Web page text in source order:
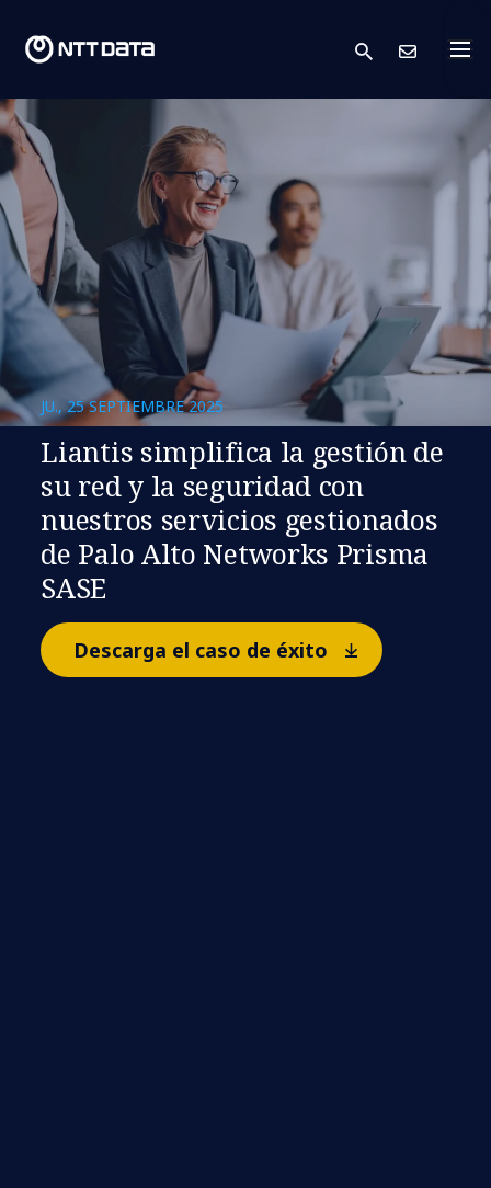
search
JU., 25 SEPTIEMBRE 2025
Liantis simplifica la gestión de
su red y la seguridad con
nuestros servicios gestionados
de Palo Alto Networks Prisma
SASE
Descarga el caso de éxito